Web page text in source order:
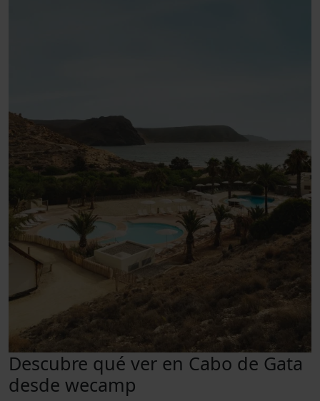
Descubre qué ver en Cabo de Gata
desde wecamp